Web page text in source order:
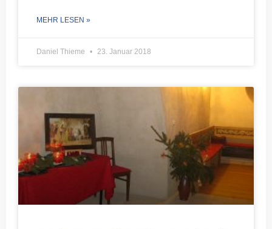
MEHR LESEN »
Daniel Thieme 23. Januar 2018